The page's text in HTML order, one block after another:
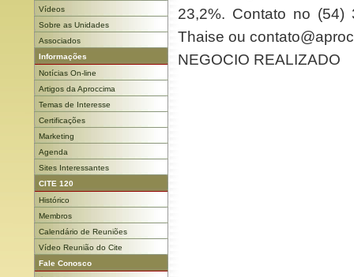
Vídeos
Sobre as Unidades
Associados
Informações
Notícias On-line
Artigos da Aproccima
Temas de Interesse
Certificações
Marketing
Agenda
Sites Interessantes
CITE 120
Histórico
Membros
Calendário de Reuniões
Vídeo Reunião do Cite
Fale Conosco
23,2%. Contato no
Thaise ou
NEGOCIO REALIZADO